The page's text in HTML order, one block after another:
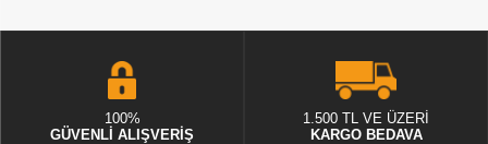
100%
GÜVENLİ ALIŞVERİŞ
1.500 TL VE ÜZERİ
KARGO BEDAVA